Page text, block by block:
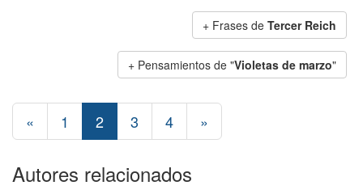
+ Frases de Tercer Reich
+ Pensamientos de "Violetas de marzo"
« 1 2 3 4 »
Autores relacionados